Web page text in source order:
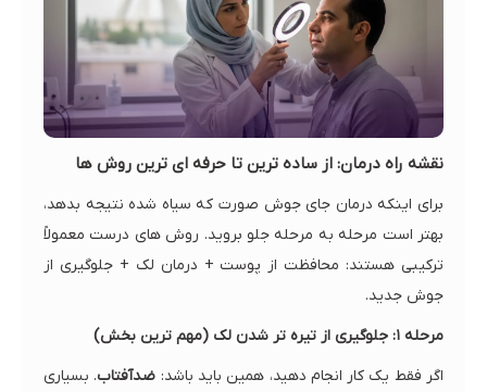
نقشه راه درمان: از ساده ترین تا حرفه ای ترین روش ها
برای اینکه درمان جای جوش صورت که سیاه شده نتیجه بدهد،
بهتر است مرحله به مرحله جلو بروید. روش های درست معمولاً
ترکیبی هستند: محافظت از پوست + درمان لک + جلوگیری از
جوش جدید.
مرحله ۱: جلوگیری از تیره تر شدن لک (مهم ترین بخش)
اگر فقط یک کار انجام دهید، همین باید باشد: ضدآفتاب. بسیاری